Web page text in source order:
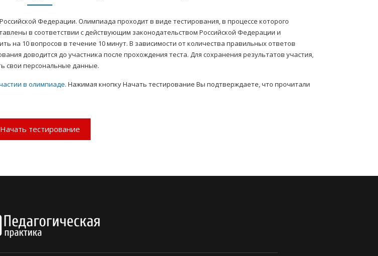
Федерации. Олимпиада проходит в виде тестирования, в процессе которого
в соответствии с действующим законодательством Российской Федерации и
на 10 вопросов в течение 10 минут. В зависимости от количества правильных ответов
доводится до участника после прохождения теста. Для сохранения результатов участия,
свои персональные данные.
в олимпиаде. Нажимая кнопку Начать тестирование Вы подтверждаете, что прочитали
Начать тестирование